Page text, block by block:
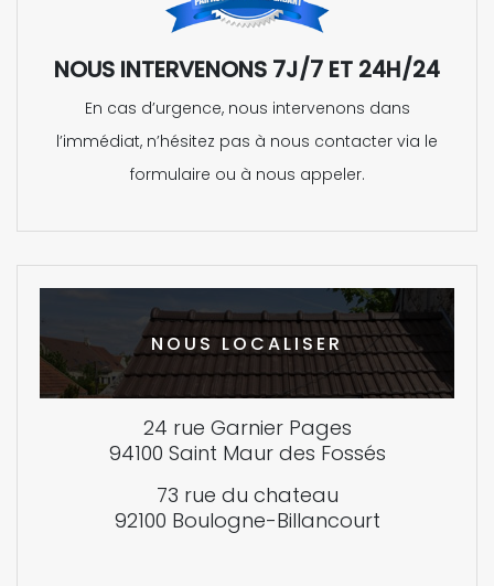
NOUS INTERVENONS 7J/7 ET 24H/24
En cas d’urgence, nous intervenons dans
l’immédiat, n’hésitez pas à nous contacter via le
formulaire ou à nous appeler.
NOUS LOCALISER
24 rue Garnier Pages
94100 Saint Maur des Fossés
73 rue du chateau
92100 Boulogne-Billancourt